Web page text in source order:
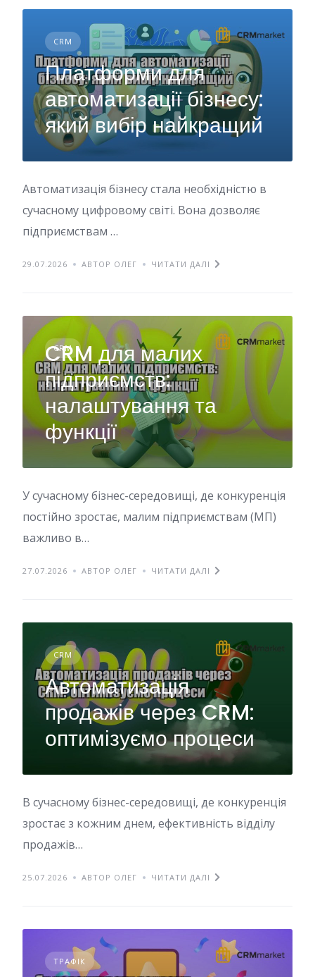
CRM
Платформи для
автоматизації бізнесу:
який вибір найкращий
Автоматизація бізнесу стала необхідністю в
сучасному цифровому світі. Вона дозволяє
підприємствам …
29.07.2026 АВТОР ОЛЕГ ЧИТАТИ ДАЛІ
CRM
CRM для малих
підприємств:
налаштування та
функції
У сучасному бізнес-середовищі, де конкуренція
постійно зростає, малим підприємствам (МП)
важливо в…
27.07.2026 АВТОР ОЛЕГ ЧИТАТИ ДАЛІ
CRM
Автоматизація
продажів через CRM:
оптимізуємо процеси
В сучасному бізнес-середовищі, де конкуренція
зростає з кожним днем, ефективність відділу
продажів…
25.07.2026 АВТОР ОЛЕГ ЧИТАТИ ДАЛІ
ТРАФІК